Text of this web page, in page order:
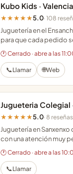
Kubo Kids · Valencia
★★★★★5.0· 108
Juguetería en el
para que cada pedido
🕐 Cerrado · abre a las
📞Llamar 🌐Web
Jugueteria Colegial
★★★★★5.0· 8 reseñas
Juguetería en
con una atención muy
🕐 Cerrado · abre a las
📞Llamar